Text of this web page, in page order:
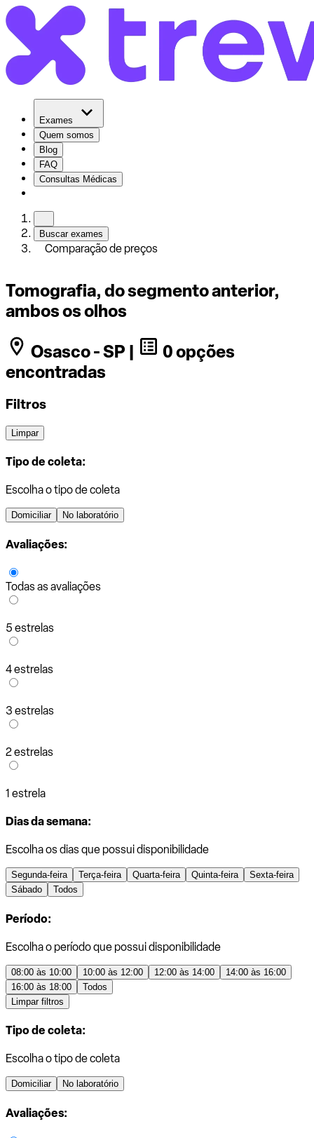
Exames
Quem somos
Blog
FAQ
Consultas Médicas
Buscar exames
Comparação de preços
Tomografia, do segmento anterior,
ambos os olhos
Osasco - SP |
0 opções
encontradas
Filtros
Limpar
Tipo de coleta:
Escolha o tipo de coleta
Domiciliar No laboratório
Avaliações:
Todas as avaliações
5 estrelas
4 estrelas
3 estrelas
2 estrelas
1 estrela
Dias da semana:
Escolha os dias que possui disponibilidade
Segunda-feira Terça-feira Quarta-feira Quinta-feira
Sexta-feira
Sábado
Todos
Período:
Escolha o período que possui disponibilidade
08:00 às 10:00 10:00 às 12:00 12:00 às 14:00
14:00 às 16:00
16:00 às 18:00
Todos
Limpar filtros
Tipo de coleta:
Escolha o tipo de coleta
Domiciliar No laboratório
Avaliações: